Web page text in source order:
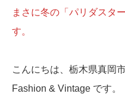
まさに冬の「パリダスタ
す。
こんにちは、栃木県真岡
Fashion & Vintage です。